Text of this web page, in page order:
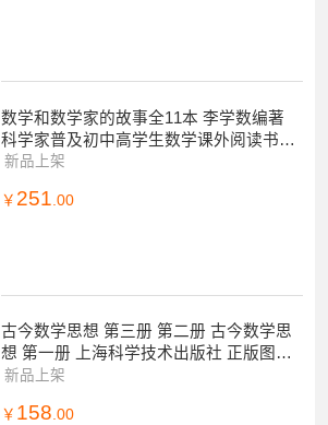
数学和数学家的故事全11本 李学数编著
科学家普及初中高学生数学课外阅读书籍
数学生活/数学乐园 上海科学技术出版社
新品上架
￥ 251 .00
古今数学思想 第三册 第二册 古今数学思
想 第一册 上海科学技术出版社 正版图书
籍 世纪出版
新品上架
￥ 158 .00